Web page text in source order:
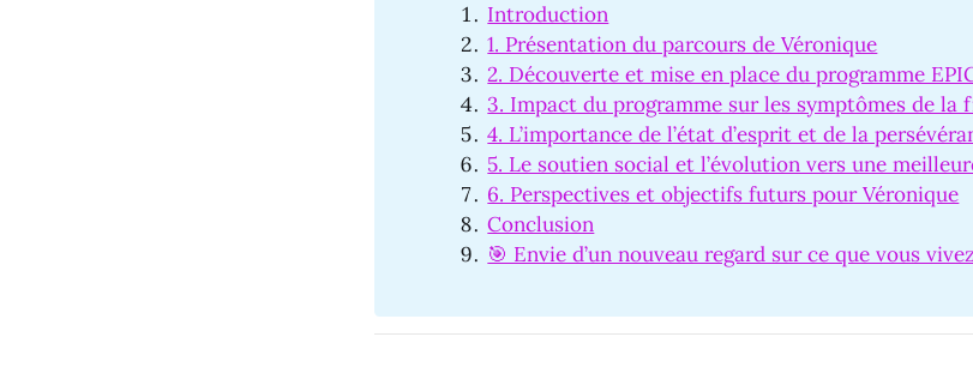
Introduction
1. Présentation du parcours de Véronique
2. Découverte et mise en place du programme
3. Impact du programme sur les symptômes de la
4. L’importance de l’état d’esprit et de la
5. Le soutien social et l’évolution vers une
6. Perspectives et objectifs futurs pour Véronique
Conclusion
🎯 Envie d’un nouveau regard sur ce que vous